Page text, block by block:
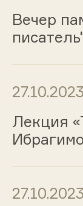
Вечер
27.10.2023
Лекция
27.10.2023